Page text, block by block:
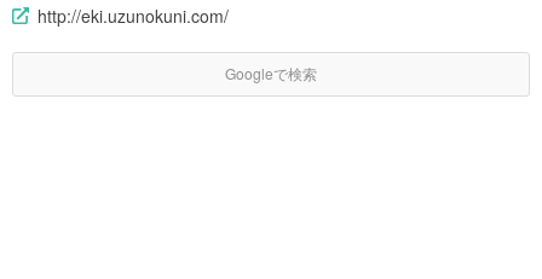
http://eki.uzunokuni.com/
Googleで検索